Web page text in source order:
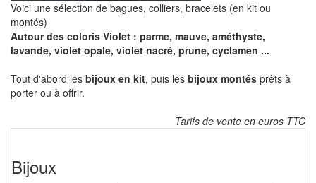
Voici une sélection de bagues, colliers, bracelets (en kit ou
montés)
Autour des coloris Violet : parme, mauve, améthyste,
lavande, violet opale, violet nacré, prune, cyclamen ...
Tout d'abord les bijoux en kit, puis les bijoux montés prêts à
porter ou à offrir.
Tarifs de vente en euros TTC
Bijoux